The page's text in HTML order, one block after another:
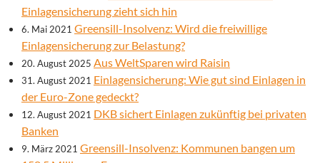
Einlagensicherung zieht sich hin
6. Mai 2021 Greensill-Insolvenz: Wird die freiwillige
Einlagensicherung zur Belastung?
20. August 2025 Aus WeltSparen wird Raisin
31. August 2021 Einlagensicherung: Wie gut sind Einlagen in
der Euro-Zone gedeckt?
12. August 2021 DKB sichert Einlagen zukünftig bei privaten
Banken
9. März 2021 Greensill-Insolvenz: Kommunen bangen um